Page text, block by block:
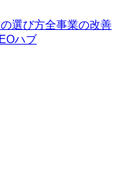
選び方全事業の改善
ハブ